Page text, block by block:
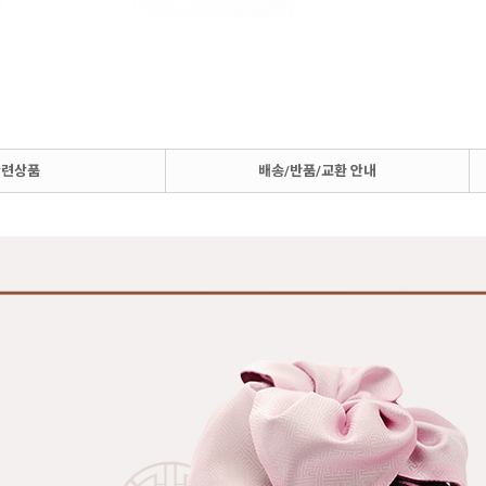
상품 배송/반품/교환 안내